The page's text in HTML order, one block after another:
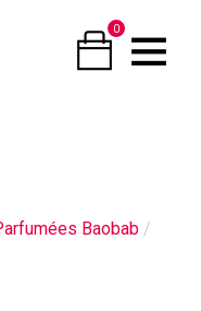
0
Baobab /